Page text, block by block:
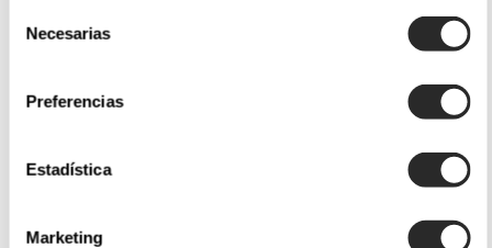
Necesarias
Preferencias
Estadística
Marketing